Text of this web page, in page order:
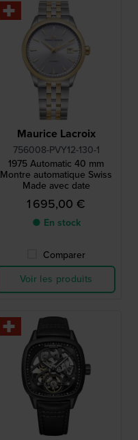
Maurice Lacroix
756008-PVY12-130-1
1975 Automatic 40 mm
Montre automatique Swiss
Made avec date
1 695,00 €
● En stock
Comparer
Voir les produits